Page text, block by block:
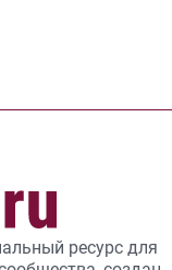
ресурс для